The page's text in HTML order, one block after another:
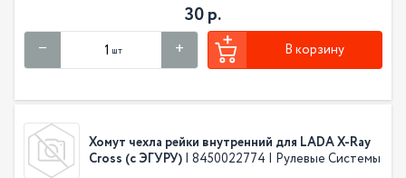
30 р.
шт В корзину
Хомут чехла рейки внутренний для LADA X-Ray
Cross (с ЭГУРУ) | 8450022774 | Рулевые Системы